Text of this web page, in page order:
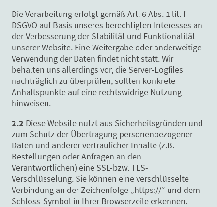
Die Verarbeitung erfolgt gemäß Art. 6 Abs. 1 lit. f
DSGVO auf Basis unseres berechtigten Interesses an
der Verbesserung der Stabilität und Funktionalität
unserer Website. Eine Weitergabe oder anderweitige
Verwendung der Daten findet nicht statt. Wir
behalten uns allerdings vor, die Server-Logfiles
nachträglich zu überprüfen, sollten konkrete
Anhaltspunkte auf eine rechtswidrige Nutzung
hinweisen.
2.2 Diese Website nutzt aus Sicherheitsgründen und
zum Schutz der Übertragung personenbezogener
Daten und anderer vertraulicher Inhalte (z.B.
Bestellungen oder Anfragen an den
Verantwortlichen) eine SSL-bzw. TLS-
Verschlüsselung. Sie können eine verschlüsselte
Verbindung an der Zeichenfolge „https://“ und dem
Schloss-Symbol in Ihrer Browserzeile erkennen.